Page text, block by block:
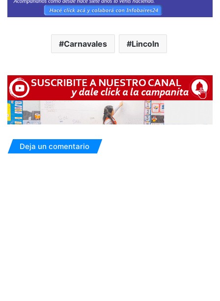
Carnavales Lincoln
Deja un comentario